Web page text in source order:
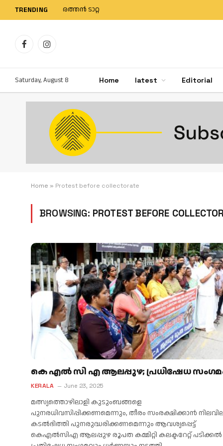
TRENDING രത്തന്‍ ടാറ്റ
FacebookInstagram
Saturday, August 8 Home latest Editorial
Home » Protest before collectorate
BROWSING: PROTEST BEFORE
കെ എൽ സി എ ആലപ്പുഴ; പ്രധിഷേധ
KERALA June 23, 2025
മത്സ്യത്തൊഴിലാളി കുടുംബങ്ങളെ
പുനരധിവസിപ്പിക്കണമെന്നും, തീരം സംരക്ഷിക്കാൻ
കടൽഭിത്തി പുനരുദ്ധരിക്കണമെന്നും ആവശ്യപ്പെട്ട്
കെഎൽസിഎ ആലപ്പുഴ രൂപത കമ്മിറ്റി കലക്ടറേറ്റ് പടിക്കൽ